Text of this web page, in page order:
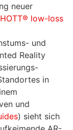
neuer
low-loss
und
Reality
in
und
) sieht sich